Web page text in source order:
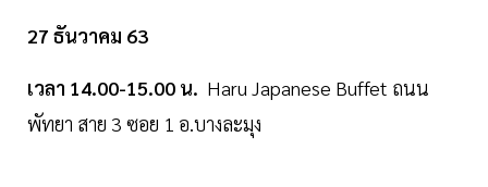
27 ธันวาคม 63
เวลา 14.00-15.00 น. Haru Japanese Buffet ถนน
พัทยา สาย 3 ซอย 1 อ.บางละมุง